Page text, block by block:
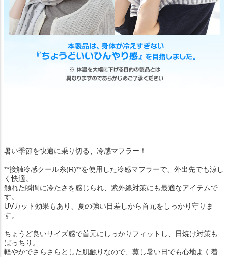
暑い季節を快適に乗り切る、冷感マフラー！
**接触冷感クール糸(R)**を使用した冷感マフラーで、外出先でも涼し
く快適。
触れた瞬間に冷たさを感じられ、紫外線対策にも最適なアイテムで
す。
UVカット効果もあり、夏の強い日差しから首元をしっかり守りま
す。
ちょうど良いサイズ感で首元にしっかりフィットし、日焼け対策も
ばっちり。
軽やかでさらさらとした肌触りなので、蒸し暑い日でも心地よく着